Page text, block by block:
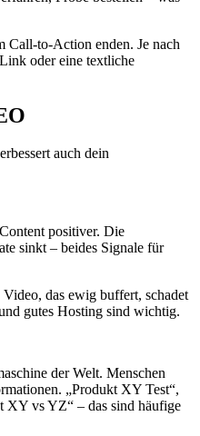
Call-to-Action enden. Je nach
oder eine textliche
auch dein
positiver. Die
sinkt – beides Signale für
das ewig buffert, schadet
gutes Hosting sind wichtig.
der Welt. Menschen
„Produkt XY Test“,
XY vs YZ“ – das sind häufige